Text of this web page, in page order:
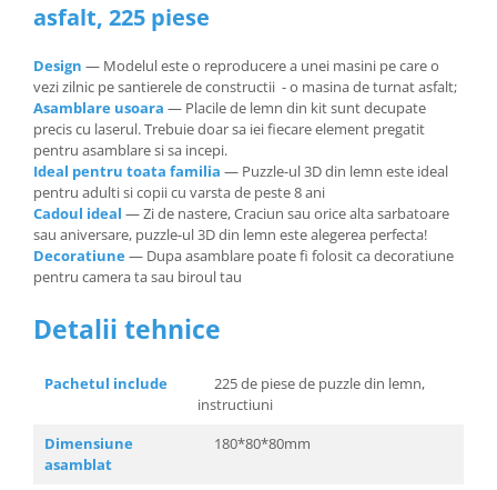
asfalt, 225 piese
Design — Modelul este o reproducere a unei masini pe care o
vezi zilnic pe santierele de constructii - o masina de turnat asfalt;
Asamblare usoara — Placile de lemn din kit sunt decupate
precis cu laserul. Trebuie doar sa iei fiecare element pregatit
pentru asamblare si sa incepi.
Ideal pentru toata familia — Puzzle-ul 3D din lemn este ideal
pentru adulti si copii cu varsta de peste 8 ani
Cadoul ideal — Zi de nastere, Craciun sau orice alta sarbatoare
sau aniversare, puzzle-ul 3D din lemn este alegerea perfecta!
Decoratiune— Dupa asamblare poate fi folosit ca decoratiune
pentru camera ta sau biroul tau
Detalii tehnice
Pachetul include
225 de piese de puzzle din lemn,
instructiuni
Dimensiune
asamblat
180*80*80mm